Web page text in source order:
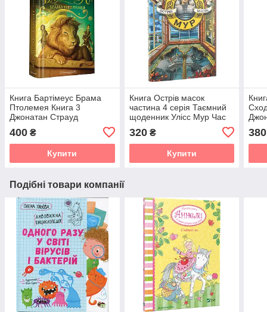
Книга Бартімеус Брама
Птолемея Книга 3
Джонатан Страуд
400 ₴
Купити
Книга Острів масок
частина 4 серія Таємний
щоденник Улісс Мур Час
бестселер
320₴
Купити
380
Подібні товари компанії